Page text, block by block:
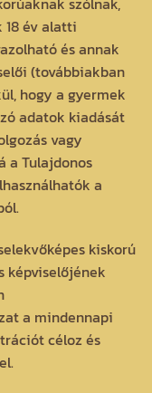
év alatti
és annak
(továbbiakban
hogy a gyermek
adatok kiadását
vagy
a Tulajdonos
a
kiskorú
képviselőjének
a mindennapi
céloz és